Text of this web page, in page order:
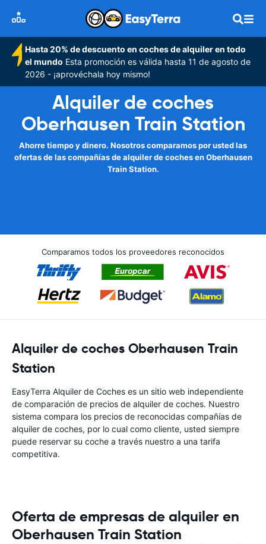
Hasta 20% de descuento en coches de alquiler en todo
el mundo Esta promoción es válida hasta 11 de agosto de
2026 - ¡aprovéchala hoy mismo!
Alquiler de coches
Oberhausen Train Station
Ahorre tiempo y dinero. Nosotros comparamos por usted las
ofertas de las compañías de alquiler de coches en Oberhausen
Train Station.
Comparamos todos los proveedores reconocidos
Alquiler de coches Oberhausen Train
Station
EasyTerra Alquiler de Coches es un sitio web independiente
de comparación de precios de alquiler de coches. Nuestro
sistema compara los precios de reconocidas compañías de
alquiler de coches, por lo cual como cliente, usted siempre
puede reservar su coche a través nuestro a una tarifa
competitiva.
Oferta de empresas de alquiler en
Oberhausen Train Station